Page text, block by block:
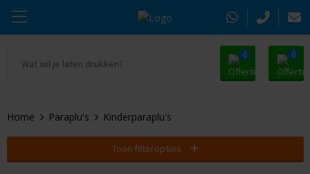
0 0
Drinkwaren
Kleding & Textiel
Alle promosnoepje
Zomer
Thule
Home Paraplu's Kinderparaplu's
Toon filteropties